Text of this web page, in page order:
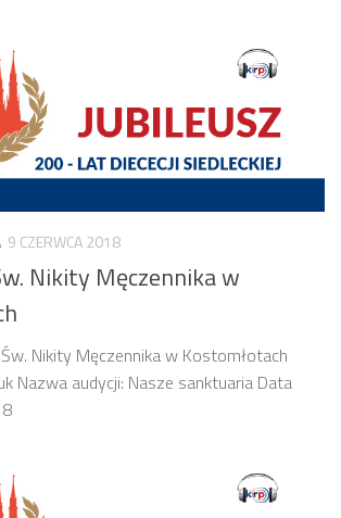
9 CZERWCA 2018
Nikity Męczennika w
Nikity Męczennika w Kostomłotach
Nazwa audycji: Nasze sanktuaria Data